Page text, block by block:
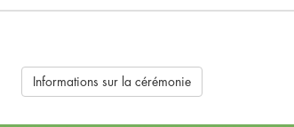
Informations sur la cérémonie